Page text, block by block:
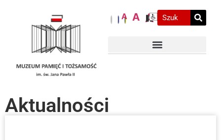
A A A
Aktualności